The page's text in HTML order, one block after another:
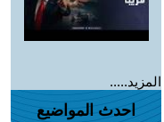
المزيد.....
احدث المواضيع